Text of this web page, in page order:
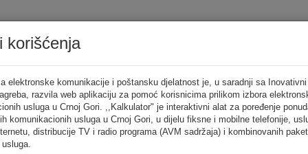
korišćenja
elektronske komunikacije i poštansku djelatnost je, u saradnji sa Inovativni
razvila web aplikaciju za pomoć korisnicima prilikom izbora
usluga u Crnoj Gori. ,,Kalkulator" je interaktivni alat za poređenje
komunikacionih usluga u Crnoj Gori, u dijelu fiksne i mobilne telefonije,
distribucije TV i radio programa (AVM sadržaja) i kombinovanih